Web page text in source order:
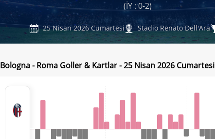
(İY : 0-2)
25 Nisan 2026 Cumartesi Stadio Renato Dell'Ara
Bologna - Roma Goller & Kartlar - 25 Nisan 2026 Cumartesi